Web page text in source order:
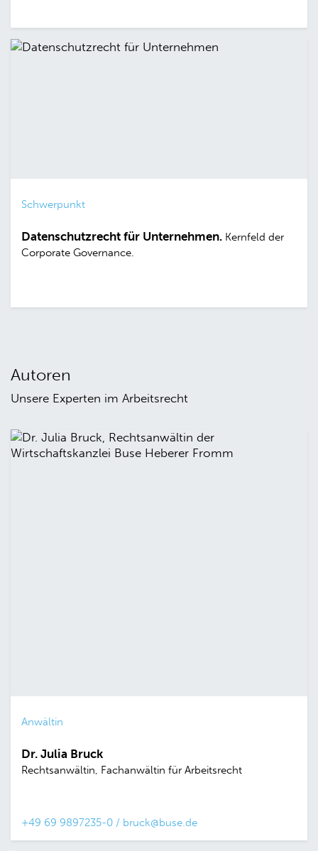
Schwerpunkt
Datenschutzrecht für Unternehmen. Kernfeld der
Corporate Governance.
Autoren
Unsere Experten im Arbeitsrecht
Anwältin
Dr. Julia Bruck
Rechtsanwältin, Fachanwältin für Arbeitsrecht
+49 69 9897235-0 / bruck@buse.de